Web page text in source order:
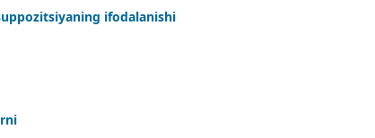
ifodalanishi